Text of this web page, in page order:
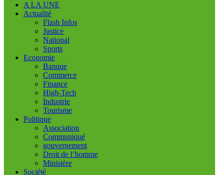
A LA UNE
Actualité
Flash Infos
Justice
National
Sports
Economie
Banque
Commerce
Finance
High-Tech
Industrie
Tourisme
Politique
Association
Communiqué
gouvernement
Droit de l’homme
Ministère
Société